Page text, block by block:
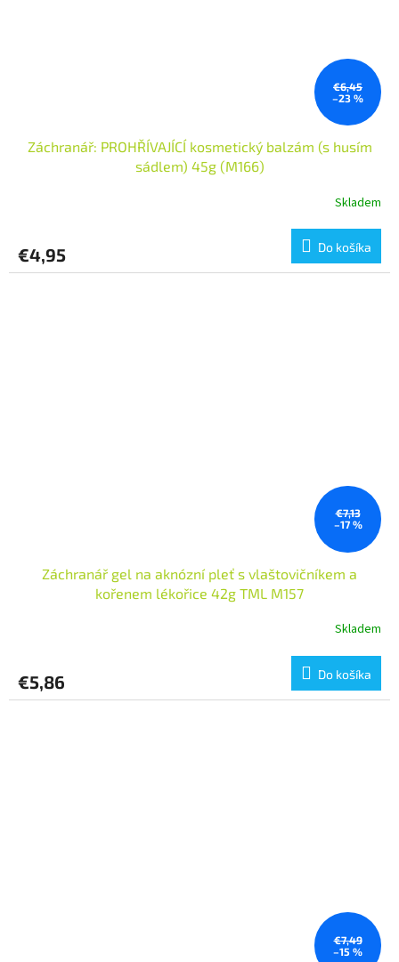
€6,45
–23 %
Záchranář: PROHŘÍVAJÍCÍ kosmetický balzám (s husím
sádlem) 45g (M166)
Skladem
€4,95 Do košíka
€7,13
–17 %
Záchranář gel na aknózní pleť s vlaštovičníkem a
kořenem lékořice 42g TML M157
Skladem
€5,86 Do košíka
€7,49
–15 %